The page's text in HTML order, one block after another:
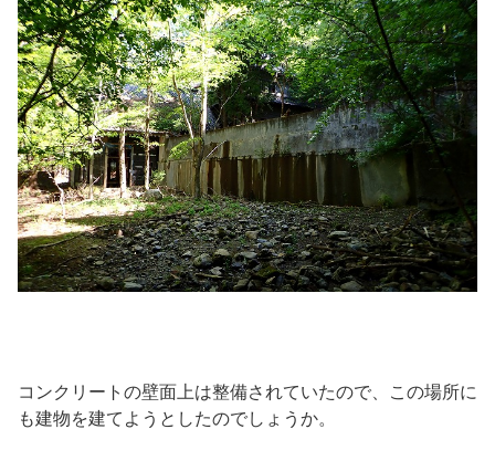
コンクリートの壁面上は整備されていたので、この場所に
も建物を建てようとしたのでしょうか。